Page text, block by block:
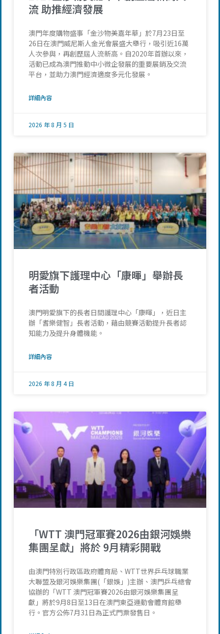
流 助推經濟發展
澳門年度購物盛事「金沙物美嘉年華」於7月23日至
26日在澳門威尼斯人金光會展盛大舉行，吸引近16萬
人次參與，再創歷屆人流新高。自2020年首辦以來，
活動已成為澳門推動中小微企發展的重要展銷及交流
平台，並助力澳門經濟適度多元化發展。
詳細內容
2026 年 8 月 5 日
明愛旗下護理中心「康暉」舉辦長
者活動
澳門明愛旗下的長者日間護理中心「康暉」，近日主
辦「耆樂健智」長者活動，藉由競賽活動提升長者認
知能力及提升身體機能。
詳細內容
2026 年 8 月 4 日
「WTT 澳門冠軍賽2026由銀河娛樂
集團呈獻」將於 9月精彩開戰
由澳門特別行政區政府體育局、WTT世界乒乓球職業
大聯盟及銀河娛樂集團(「銀娛」)主辦、澳門乒乓總會
協辦的「WTT 澳門冠軍賽2026由銀河娛樂集團呈
獻」將於9月8日至13日在澳門東亞運動會體育館舉
行。官方公佈7月31日為正式門票發售日。